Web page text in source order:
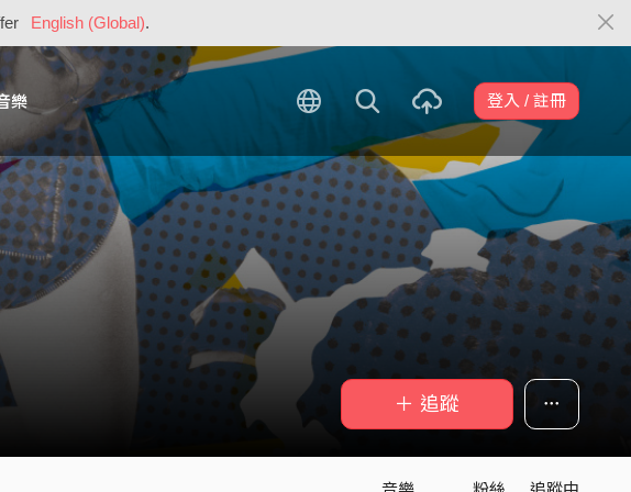
English (Global).
樂 登入 / 註冊
＋ 追蹤